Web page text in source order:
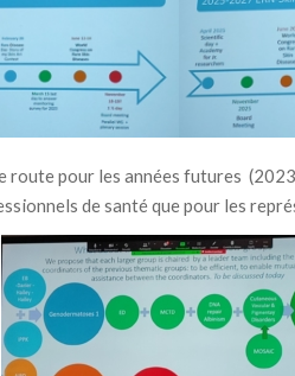
route pour les années futures
de santé que pour les